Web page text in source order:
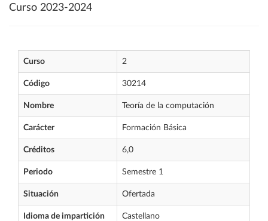
Curso 2023-2024
Curso 2
Código 30214
Nombre Teoría de la computación
Carácter Formación Básica
Créditos 6,0
Periodo Semestre 1
Situación Ofertada
Idioma de impartición Castellano